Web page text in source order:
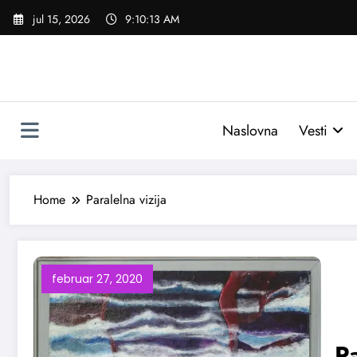
Skoči
jul 15, 2026 9:10:14 AM
Naslovna Vesti
Home Paralelna vizija
februar 27, 2020